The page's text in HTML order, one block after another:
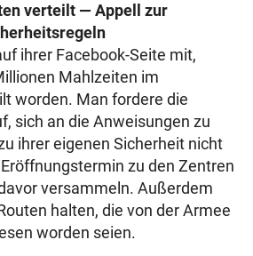
verteilt — Appell zur
ihrer Facebook-Seite mit,
Mahlzeiten im
worden. Man fordere die
sich an die Anweisungen zu
ihrer eigenen Sicherheit nicht
zu den Zentren
versammeln. Außerdem
halten, die von der Armee
worden seien.